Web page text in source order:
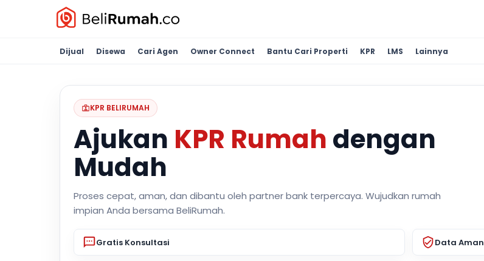
Dijual Disewa Cari Agen Owner Connect Bantu Cari Properti KPR LMS Lainnya
KPR BELIRUMAH
Ajukan KPR Rumah dengan
Mudah
Proses cepat, aman, dan dibantu oleh partner bank terpercaya. Wujudkan rumah
impian Anda bersama BeliRumah.
Gratis Konsultasi Data Aman